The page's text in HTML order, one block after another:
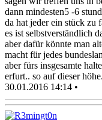
dann mindesten5 -6
da hat jeder ein stück zu
es ist selbstverständlich
aber dafür könnte man
macht für jedes
aber fürs insgesamte
erfurt.. so auf dieser
30.01.2016 14:14 •